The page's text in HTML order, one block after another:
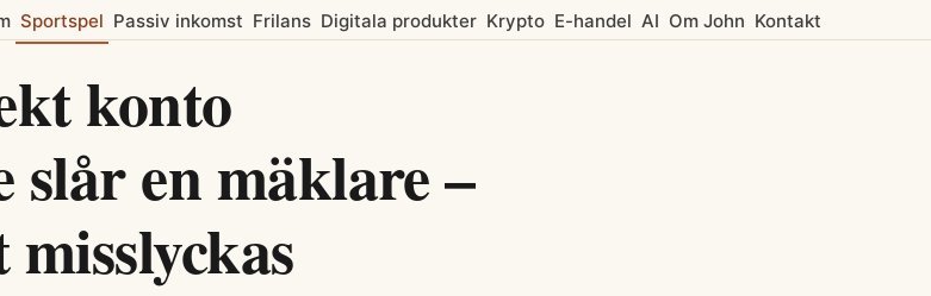
Sportspel Passiv inkomst Frilans Digitala produkter Krypto E-handel AI Om John Kontakt
konto
en mäklare –